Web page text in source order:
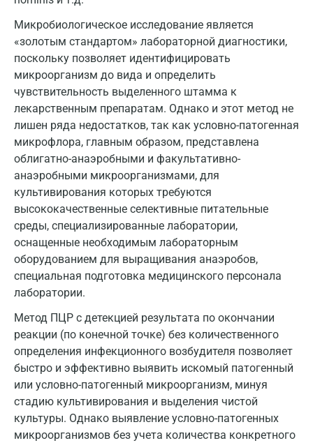
Микробиологическое исследование является
«золотым стандартом» лабораторной диагностики,
поскольку позволяет идентифицировать
микроорганизм до вида и определить
чувствительность выделенного штамма к
лекарственным препаратам. Однако и этот метод не
лишен ряда недостатков, так как условно-патогенная
микрофлора, главным образом, представлена
облигатно-анаэробными и факультативно-
анаэробными микроорганизмами, для
культивирования которых требуются
высококачественные селективные питательные
среды, специализированные лаборатории,
оснащенные необходимым лабораторным
оборудованием для выращивания анаэробов,
специальная подготовка медицинского персонала
лаборатории.
Метод ПЦР с детекцией результата по окончании
реакции (по конечной точке) без количественного
определения инфекционного возбудителя позволяет
быстро и эффективно выявить искомый патогенный
или условно-патогенный микроорганизм, минуя
стадию культивирования и выделения чистой
культуры. Однако выявление условно-патогенных
микроорганизмов без учета количества конкретного
Пушкин
Пушкино
Пятигорск
Раменское
Реутов
Ростов-на-Дону
Рыбинск
Рязань
Самара
Саратов
Сергиев Посад
Серпухов
Смоленск
Сочи
Ставрополь